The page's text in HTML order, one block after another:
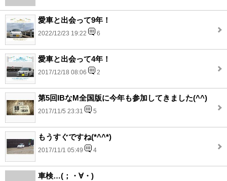
愛車と出会って9年！
2022/12/23 19:22 6
愛車と出会って4年！
2017/12/18 08:06 2
第5回IBなM全国版に今年も参加してきました(^^)
2017/11/5 23:31 5
もうすぐですね(*^^*)
2017/11/1 05:49 4
車検…(；・∀・)